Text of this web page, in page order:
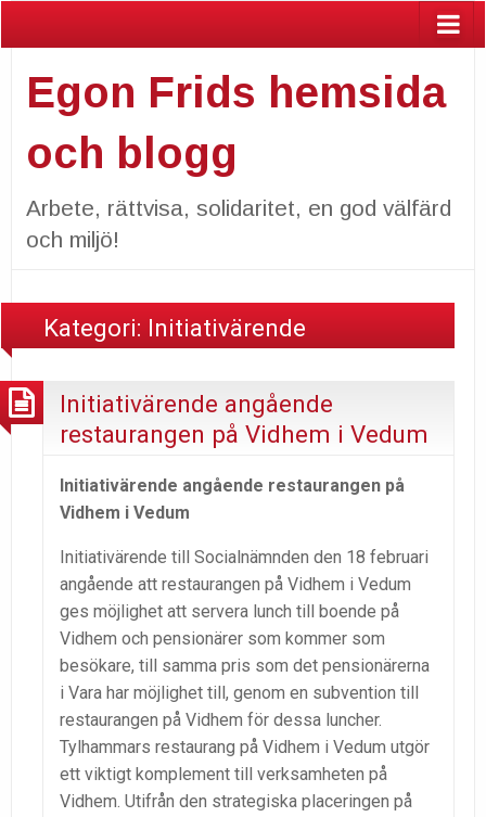
Egon Frids hemsida
och blogg
Arbete, rättvisa, solidaritet, en god välfärd
och miljö!
Kategori: Initiativärende
Initiativärende angående
restaurangen på Vidhem i Vedum
Initiativärende angående restaurangen på
Vidhem i Vedum
Initiativärende till Socialnämnden den 18 februari
angående att restaurangen på Vidhem i Vedum
ges möjlighet att servera lunch till boende på
Vidhem och pensionärer som kommer som
besökare, till samma pris som det pensionärerna
i Vara har möjlighet till, genom en subvention till
restaurangen på Vidhem för dessa luncher.
Tylhammars restaurang på Vidhem i Vedum utgör
ett viktigt komplement till verksamheten på
Vidhem. Utifrån den strategiska placeringen på